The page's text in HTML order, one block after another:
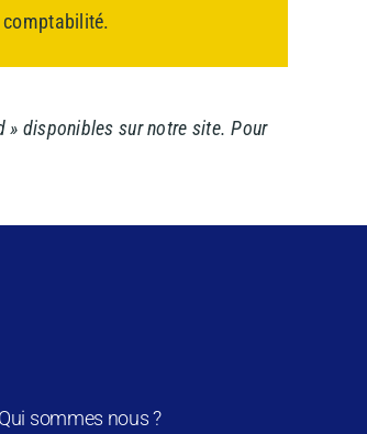
comptabilité.
» disponibles sur notre site. Pour
Qui sommes nous ?